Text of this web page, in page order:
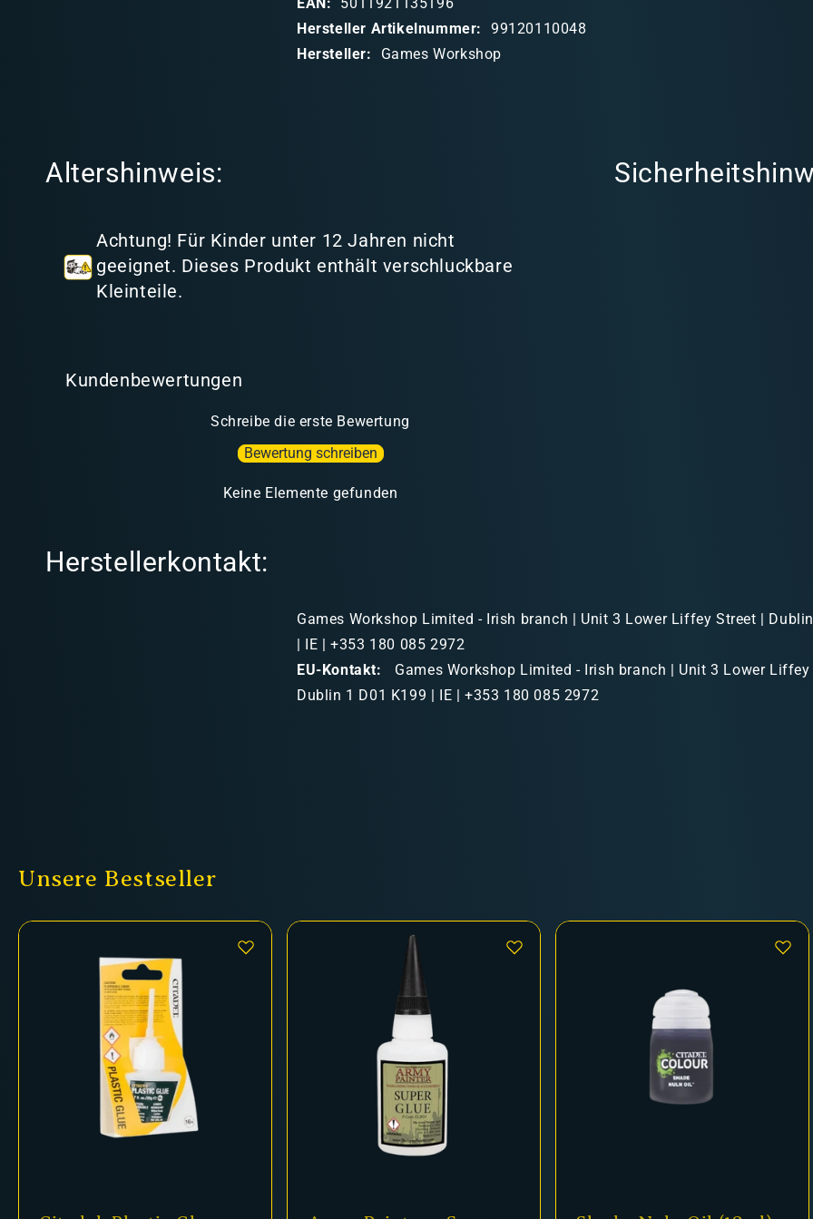
n
Hersteller Artikelnummer:
99120110048
Hersteller:
Games Workshop
Altershinweis:
Achtung! Für Kinder unter 12 Jahren nicht
geeignet. Dieses Produkt enthält verschluckbare
Kleinteile.
Kundenbewertungen
Schreibe die erste Bewertung
Bewertung schreiben
Keine Elemente gefunden
Herstellerkontakt:
Games Workshop Limited - Irish branch | Unit 3 Lower Liffey Street |
| IE | +353 180 085 2972
EU-Kontakt:
Games Workshop Limited - Irish branch | Unit 3 Lower Liffey
Dublin 1 D01 K199 | IE | +353 180 085 2972
Unsere Bestseller